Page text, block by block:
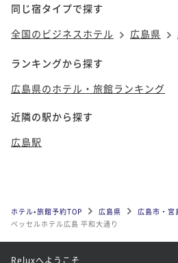
同じ宿タイプで探す
全国のビジネスホテル
広島県
ランキングから探す
広島県のホテル・旅館ランキング
近隣の駅から探す
広島駅
ホテル•旅館予約TOP 広島県
広島市・宮
ベッセルホテル広島 平和大通り
Reluxへようこそ